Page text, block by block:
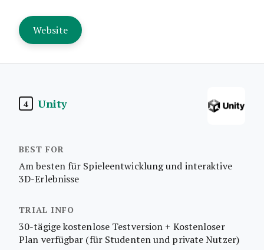
Website
4 Unity
Am besten für Spieleentwicklung und interaktive
3D-Erlebnisse
30-tägige kostenlose Testversion + Kostenloser
Plan verfügbar (für Studenten und private Nutzer)